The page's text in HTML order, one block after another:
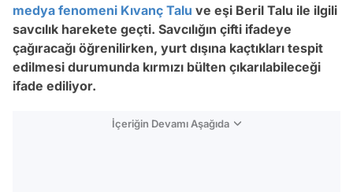
medya fenomeni Kıvanç Talu ve eşi Beril Talu ile ilgili
savcılık harekete geçti. Savcılığın çifti ifadeye
çağıracağı öğrenilirken, yurt dışına kaçtıkları tespit
edilmesi durumunda kırmızı bülten çıkarılabileceği
ifade ediliyor.
İçeriğin Devamı Aşağıda